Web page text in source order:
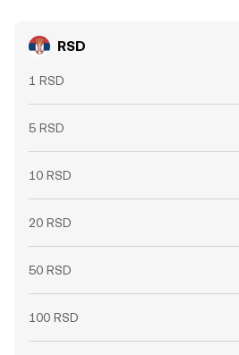
RSD
1 RSD
5 RSD
10 RSD
20 RSD
50 RSD
100 RSD